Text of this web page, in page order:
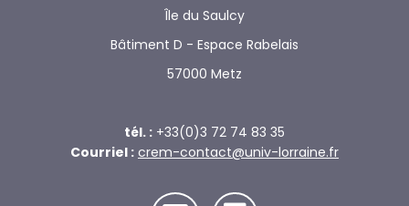
Île du Saulcy
Bâtiment D - Espace Rabelais
57000 Metz
tél. : +33(0)3 72 74 83 35
Courriel : crem-contact@univ-lorraine.fr